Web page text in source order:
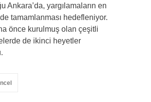
Ankara’da, yargılamaların en
tamamlanması hedefleniyor.
önce kurulmuş olan çeşitli
de ikinci heyetler